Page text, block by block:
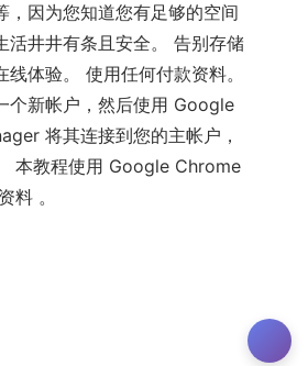
，因为您知道您有足够的空间
活井井有条且安全。 告别存储
体验。 使用任何付款资料。
个新帐户，然后使用 Google
将其连接到您的主帐户，
本教程使用 Google Chrome
料 。